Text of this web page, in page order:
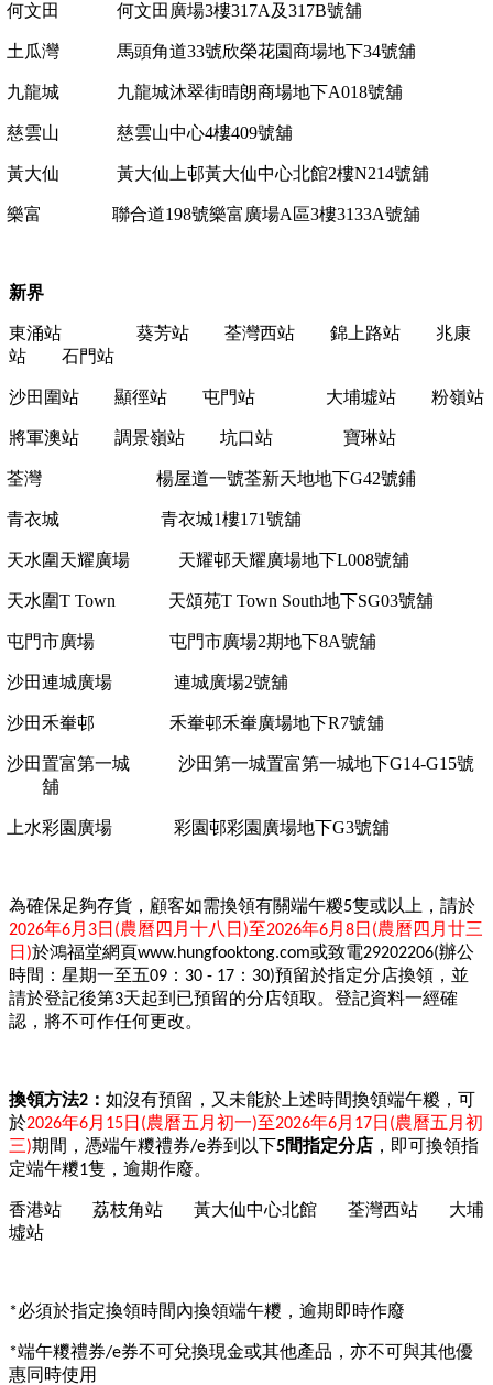
何文田 何文田廣場3樓317A 及317B號舖
土瓜灣 馬頭角道33號欣榮花園商場地下34號舖
九龍城 九龍城沐翠街晴朗商場地下A018號舖
慈雲山 慈雲山中心4樓409號舖
黃大仙 黃大仙上邨黃大仙中心北館2樓N214號舖
樂富 聯合道198號樂富廣場A 區3樓3133A號舖
新界
東涌站 葵芳站 荃灣西站 錦上路站 兆康
站 石門站
沙田圍站 顯徑站 屯門站 大埔墟站 粉嶺站
將軍澳站 調景嶺站 坑口站 寶琳站
荃灣 楊屋道一號荃新天地地下G42號鋪
青衣城 青衣城1樓171號舖
天水圍天耀廣場 天耀邨天耀廣場地下L008號舖
天水圍T Town 天頌苑T Town South地下SG03號舖
屯門市廣場 屯門市廣場2期地下8A號舖
沙田連城廣場 連城廣場2號舖
沙田禾輋邨 禾輋邨禾輋廣場地下R7號舖
沙田置富第一城 沙田第一城置富第一城地下G14-G15號
舖
上水彩園廣場 彩園邨彩園廣場地下G3號舖
為確保足夠存貨，顧客如需換領有關端午糉5隻或以上，請於
2026年6月 3日 (農曆四月十八日 )至2026年6月 8日 (農曆四月廿三
日 )於鴻福堂網頁www.hungfooktong.com或致電29202206(辦公
時間：星期一至五09 ： 30 - 17 ： 30)預留於指定分店換領，並
請於登記後第3天起到已預留的分店領取。登記資料一經確
認，將不可作任何更改。
換領方法2 ： 如沒有預留，又未能於上述時間換領端午糉，可
於2026年6月 15日 (農曆五月初一)至2026年6月 17日 (農曆五月初
三)期間，憑端午糭禮券/e券到以下5間指定分店 ，即可換領指
定端午糭1隻，逾期作廢。
香港站 荔枝角站 黃大仙中心北館 荃灣西站
大埔
墟站
*必須於指定換領時間內換領端午糭，逾期即時作廢
*端午糭禮券/e券不可兌換現金或其他產品，亦不可與其他優
惠同時使用